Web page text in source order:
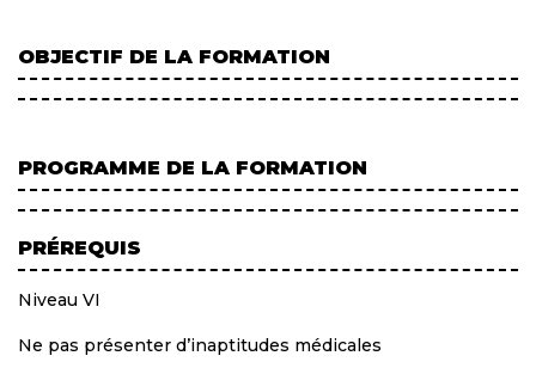
OBJECTIF DE LA FORMATION
PROGRAMME DE LA FORMATION
PRÉREQUIS
Niveau VI
Ne pas présenter d’inaptitudes médicales